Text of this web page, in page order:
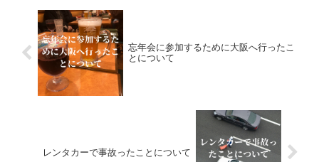
忘年会に参加するために大阪へ行ったこ
とについて
レンタカーで事故ったことについて